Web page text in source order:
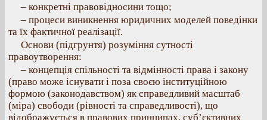
– конкретні правовідносини тощо;
– процеси виникнення юридичних моделей поведінки
та їх фактичної реалізації.
Основи (підгрунтя) розуміння сутності
правоутворення:
– концепція спільності та відмінності права і закону
(право може існувати і поза своєю інституційною
формою (законодавством) як справедливий масштаб
(міра) свободи (рівності та справедливості), що
відображується в правових принципах, суб’єктивних